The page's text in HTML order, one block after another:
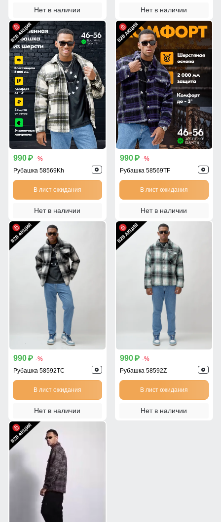
Нет в наличии Нет в наличии
990 p -%
Рубашка 58569Kh
В лист ожидания
Нет в наличии
990 p -%
Рубашка 58569TF
В лист ожидания
Нет в наличии
990 p -%
Рубашка 58592TC
В лист ожидания
Нет в наличии
990 p -%
Рубашка 58592Z
В лист ожидания
Нет в наличии